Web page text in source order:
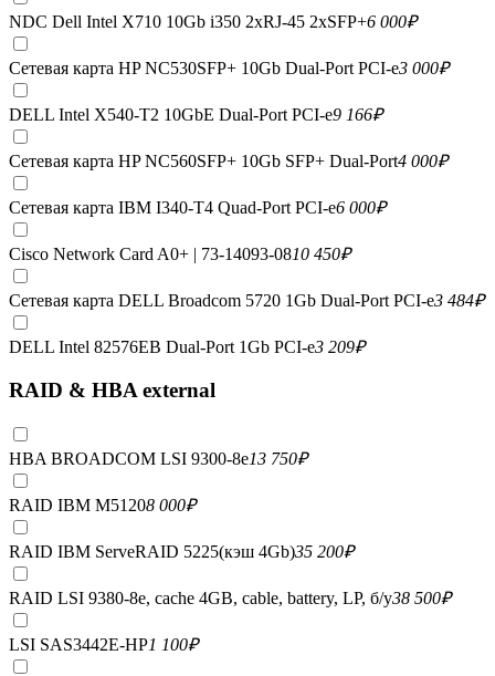
NDC Dell Intel X710 10Gb i350 2xRJ-45 2xSFP+6 000₽
Сетевая карта HP NC530SFP+ 10Gb Dual-Port PCI-e3 000₽
DELL Intel X540-T2 10GbE Dual-Port PCI-e9 166₽
Сетевая карта HP NC560SFP+ 10Gb SFP+ Dual-Port4 000₽
Сетевая карта IBM I340-T4 Quad-Port PCI-e6 000₽
Cisco Network Card A0+ | 73-14093-0810 450₽
Сетевая карта DELL Broadcom 5720 1Gb Dual-Port PCI-e3 484₽
DELL Intel 82576EB Dual-Port 1Gb PCI-e3 209₽
RAID & HBA external
HBA BROADCOM LSI 9300-8e13 750₽
RAID IBM M51208 000₽
RAID IBM ServeRAID 5225(кэш 4Gb)35 200₽
RAID LSI 9380-8e, сache 4GB, cable, battery, LP, б/у38 500₽
LSI SAS3442E-HP1 100₽